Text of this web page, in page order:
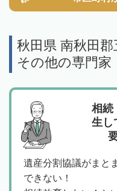
秋田県 南秋田
その他の専門家
相続
生し
遺産分割協議がまと
できない！